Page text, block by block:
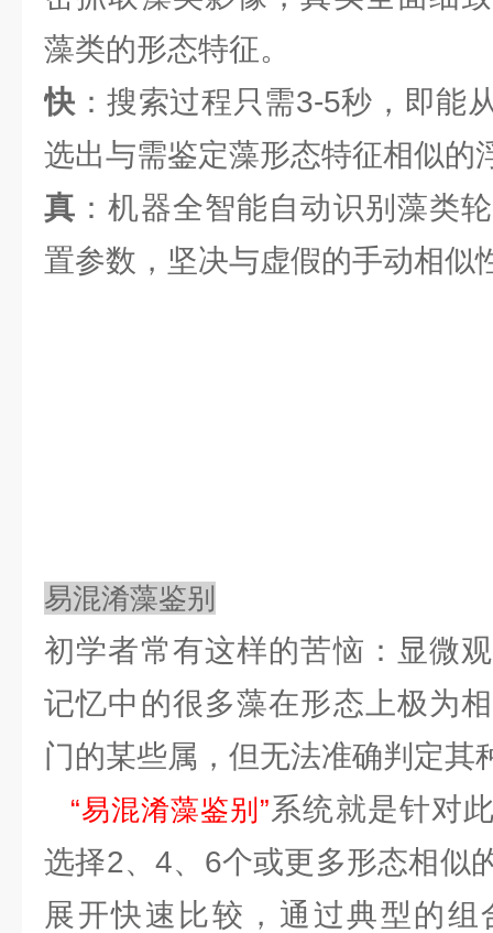
藻类的形态特征。
快 ：搜索过程只需3-5秒，即能
选出与需鉴定藻形态特征相似的
真 ：机器全智能自动识别藻类
置参数，坚决与虚假的手动相似
易混淆藻鉴别
初学者常有这样的苦恼：显微
记忆中的很多藻在形态上极为
门的某些属，但无法准确判定其
“易混淆藻鉴别”系统就是针对
选择2、4、6个或更多形态相似
展开快速比较，通过典型的